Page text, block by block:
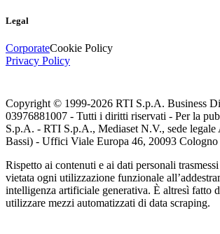
Legal
CorporateCookie Policy
Privacy Policy
Copyright © 1999-2026 RTI S.p.A. Business
03976881007 - Tutti i diritti riservati - Per la
S.p.A. - RTI S.p.A., Mediaset N.V., sede legale
Bassi) - Uffici Viale Europa 46, 20093
Rispetto ai contenuti e ai dati personali
vietata ogni utilizzazione funzionale
intelligenza artificiale generativa. È altresì fatto
utilizzare mezzi automatizzati di data scraping.